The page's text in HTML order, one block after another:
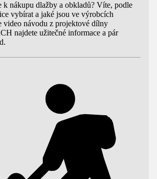
k nákupu dlažby a obkladů? Víte, podle
vybírat a jaké jsou ve výrobcích
video návodu z projektové dílny
najdete užitečné informace a pár